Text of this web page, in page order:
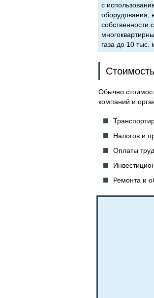
с
оборудования,
собственности
газа до 10 тыс.
Обычно
компаний и
Налогов и
Оплаты
Ремонта и